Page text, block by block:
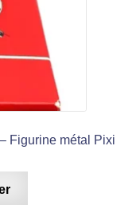
Figurine métal Pixi